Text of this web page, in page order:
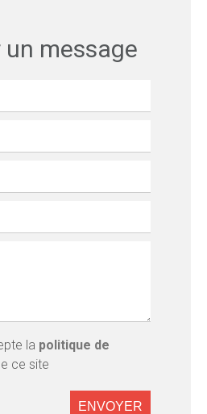
un message
la politique de
ce site
ENVOYER